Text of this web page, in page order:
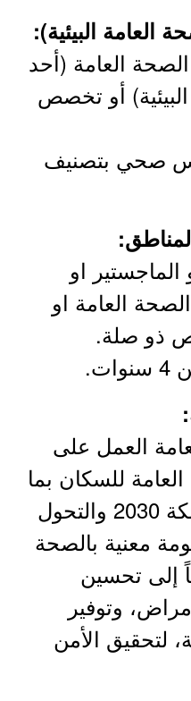
العامة (أحد
أو تخصص
صحي بتصنيف
او
العامة او
ذو صلة.
العمل على
للسكان بما
يتماشى مع رؤية المملكة 2030 والتحول
معنية بالصحة
إلى تحسين
وتوفير
لتحقيق الأمن